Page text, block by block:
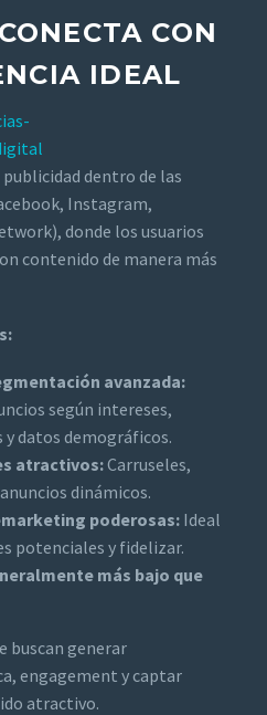
CON
IDEAL
dentro de las
Instagram,
donde los usuarios
contenido de manera más
avanzada:
según intereses,
datos demográficos.
atractivos:Carruseles,
dinámicos.
poderosas: Ideal
potenciales y fidelizar.
más bajo que
buscan generar
engagement y captar
atractivo.